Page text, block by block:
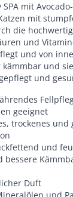
SPA mit
mit
die
und
und von
und
und
geeignet
trockenes und
und
bessere
Duft